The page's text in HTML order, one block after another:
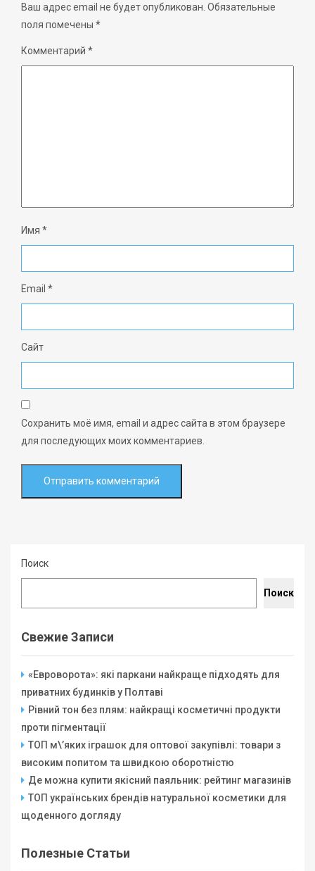
Ваш адрес email не будет опубликован. Обязательные
поля помечены *
Комментарий *
Имя *
Email *
Сайт
Сохранить моё имя, email и адрес сайта в этом браузере
для последующих моих комментариев.
Поиск
Поиск
Свежие Записи
«Евроворота»: які паркани найкраще підходять для
приватних будинків у Полтаві
Рівний тон без плям: найкращі косметичні продукти
проти пігментації
ТОП м\’яких іграшок для оптової закупівлі: товари з
високим попитом та швидкою оборотністю
Де можна купити якісний паяльник: рейтинг магазинів
ТОП українських брендів натуральної косметики для
щоденного догляду
Полезные Статьи